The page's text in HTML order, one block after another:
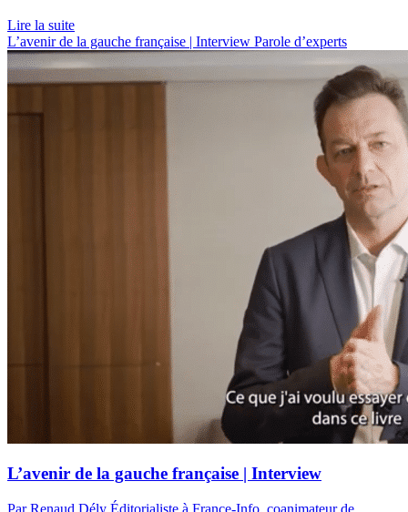
Lire la suite
L’avenir de la gauche française | Interview Parole d’experts
L’avenir de la gauche française | Interview